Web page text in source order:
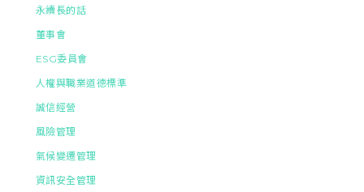
永續長的話
董事會
ESG委員會
人權與職業道德標準
誠信經營
風險管理
氣候變遷管理
資訊安全管理